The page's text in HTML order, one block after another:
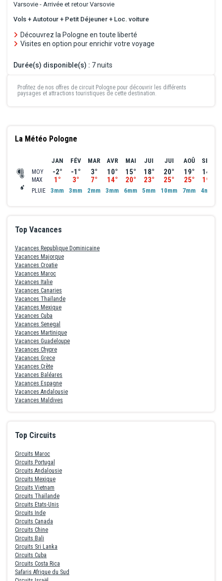
Varsovie - Arrivée et retour Varsovie
Vols + Autotour + Petit Déjeuner + Loc. voiture
Découvrez la Pologne en toute liberté
Visites en option pour enrichir votre voyage
Durée(s) disponible(s) : 7 nuits
Profitez de nos offres de circuit Pologne pour découvrir les différents
paysages et attractions touristiques de cette destination.
La Météo Pologne
MOY
MAX
PLUIE
JAN
-2°
1°
3mm
FÉV
-1°
3°
3mm
MAR
3°
7°
2mm
AVR
10°
14°
3mm
MAI
15°
20°
6mm
JUI
18°
23°
5mm
JUI
20°
25°
10mm
AOÛ
19°
25°
7mm
SEP
14°
19°
4mm
Top Vacances
Vacances Republique Dominicaine
Vacances Majorque
Vacances Croatie
Vacances Maroc
Vacances Italie
Vacances Canaries
Vacances Thaïlande
Vacances Mexique
Vacances Cuba
Vacances Senegal
Vacances Martinique
Vacances Guadeloupe
Vacances Chypre
Vacances Grece
Vacances Crète
Vacances Baléares
Vacances Espagne
Vacances Andalousie
Vacances Maldives
Top Circuits
Circuits Maroc
Circuits Portugal
Circuits Andalousie
Circuits Mexique
Circuits Vietnam
Circuits Thaïlande
Circuits Etats-Unis
Circuits Inde
Circuits Canada
Circuits Chine
Circuits Bali
Circuits Sri Lanka
Circuits Cuba
Circuits Costa Rica
Safaris Afrique du Sud